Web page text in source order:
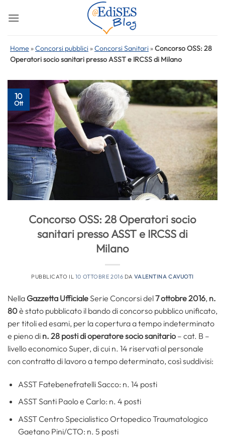
Home »Concorsi pubblici »Concorsi Sanitari »Concorso OSS: 28
Operatori socio sanitari presso ASST e IRCSS di Milano
10
Ott
Concorso OSS: 28 Operatori socio
sanitari presso ASST e IRCSS di
Milano
PUBBLICATO IL 10 OTTOBRE 2016 DAVALENTINA CAVUOTI
Nella Gazzetta UfficialeSerie Concorsi del7 ottobre2016, n.
80è stato pubblicato il bando di concorso pubblico unificato,
per titoli ed esami, per la copertura a tempo indeterminato
e pieno di n. 28 posti di operatore socio sanitario – cat. B –
livello economico Super, di cui n. 14 riservati al personale
con contratto di lavoro a tempo determinato, così suddivisi:
ASST Fatebenefratelli Sacco: n. 14 posti
ASST Santi Paolo e Carlo: n. 4 posti
ASST Centro Specialistico Ortopedico Traumatologico
Gaetano Pini/CTO: n. 5 posti